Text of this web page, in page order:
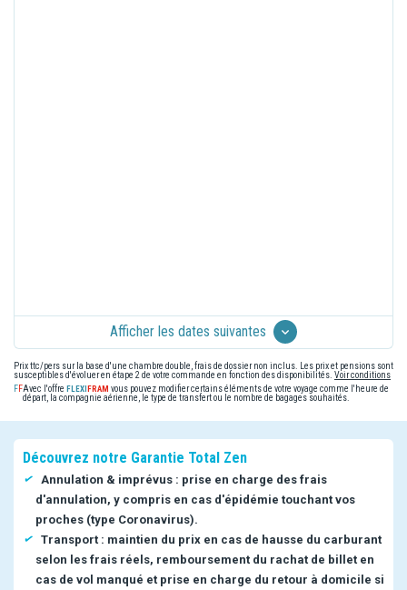
Afficher les dates suivantes
Prix ttc/pers sur la base d'une chambre double, frais de dossier non inclus. Les prix et pensions sont
susceptibles d'évoluer en étape 2 de votre commande en fonction des disponibilités. Voir conditions
Avec l'offre
vous pouvez modifier certains éléments de votre voyage comme l'heure de
départ, la compagnie aérienne, le type de transfert ou le nombre de bagages souhaités.
Découvrez notre Garantie Total Zen
Annulation & imprévus : prise en charge des frais
d'annulation, y compris en cas d'épidémie touchant vos
proches (type Coronavirus).
Transport : maintien du prix en cas de hausse du carburant
selon les frais réels, remboursement du rachat de billet en
cas de vol manqué et prise en charge du retour à domicile si